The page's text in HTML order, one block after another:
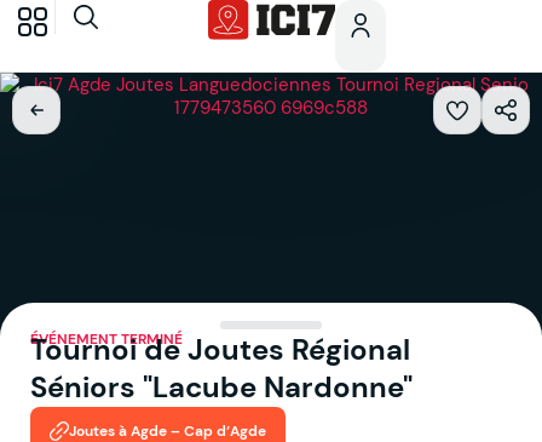
ÉVÉNEMENT TERMINÉ
Tournoi de Joutes Régional
Séniors "Lacube Nardonne"
Joutes à Agde – Cap d’Agde